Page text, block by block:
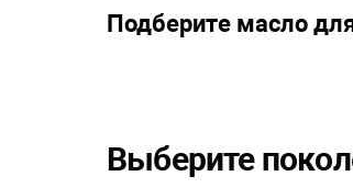
Подберите масло
Выберите